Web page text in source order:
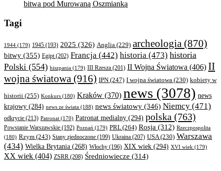
bitwa pod Murowaną Oszmianką
Tagi
1944 (179) 1945 (193) 2025 (326) Anglia (229) archeologia (870)
bitwy (355) Egipt(202) Francja (442) historia (473) historia
Polski (554) hiszpania (179) III Rzesza (201) II Wojna Światowa (406) II
wojna światowa (916) IPN (247) I wojna światowa (230) kobiety w
historii (255) Konkurs (180) Kraków (370) news (3078) news
krajowy (284) news ze świata (188) news światowy (346) Niemcy (471)
odkrycie (213) Patronat (170) Patronat medialny (294) polska (763)
Powstanie Warszawskie (192) Poznań (179) PRL(264) Rosja (312) Rzeczpospolita
(180) Rzym (243) Stany zjednoczone (199) Ukraina (207) USA(230) Warszawa
(434) Wielka Brytania (268) Włochy (196) XIX wiek (294) XVI wiek (179)
XX wiek (404) ZSRR (208) Średniowiecze (314)